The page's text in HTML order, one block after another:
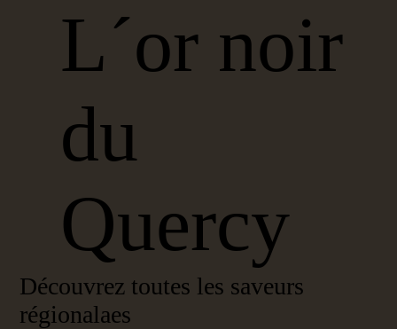
L´or noir
du
Quercy
Découvrez toutes les saveurs
régionalaes